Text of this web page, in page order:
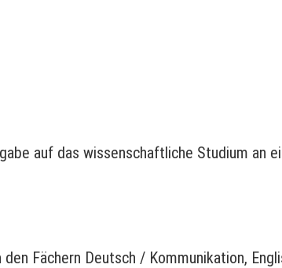
auf das wissenschaftliche Studium an
Fächern Deutsch / Kommunikation,